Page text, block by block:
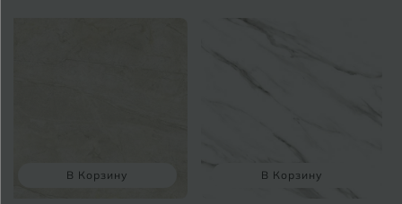
В Корзину В Корзину